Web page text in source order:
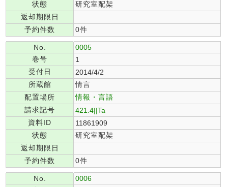
状態
研究室配架
返却期限日
予約件数
0件
No.
0005
巻号
1
受付日
2014/4/2
所蔵館
情言
配置場所
情報・言語
請求記号
421.4||Ta
資料ID
11861909
状態
研究室配架
返却期限日
予約件数
0件
No.
0006